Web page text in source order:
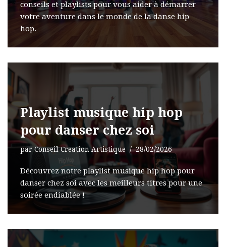
conseils et playlists pour vous aider à démarrer
votre aventure dans le monde de la danse hip
hop.
Playlist musique hip hop
pour danser chez soi
parConseil Creation Artistique 28/02/2026
Découvrez notre playlist musique hip hop pour
danser chez soi avec les meilleurs titres pour une
soirée endiablée !